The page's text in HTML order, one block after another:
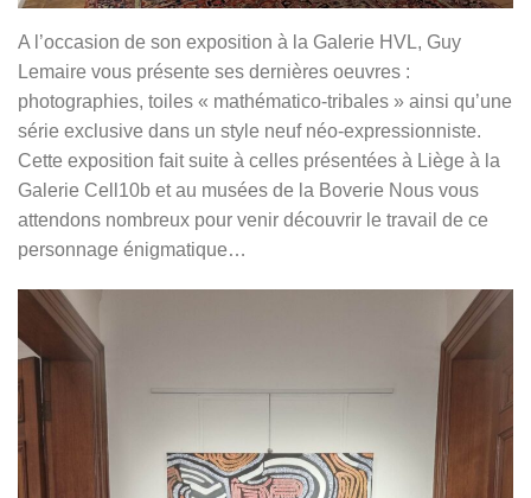
A l’occasion de son exposition à la Galerie HVL, Guy
Lemaire vous présente ses dernières oeuvres :
photographies, toiles « mathématico-tribales » ainsi qu’une
série exclusive dans un style neuf néo-expressionniste.
Cette exposition fait suite à celles présentées à Liège à la
Galerie Cell10b et au musées de la Boverie Nous vous
attendons nombreux pour venir découvrir le travail de ce
personnage énigmatique…